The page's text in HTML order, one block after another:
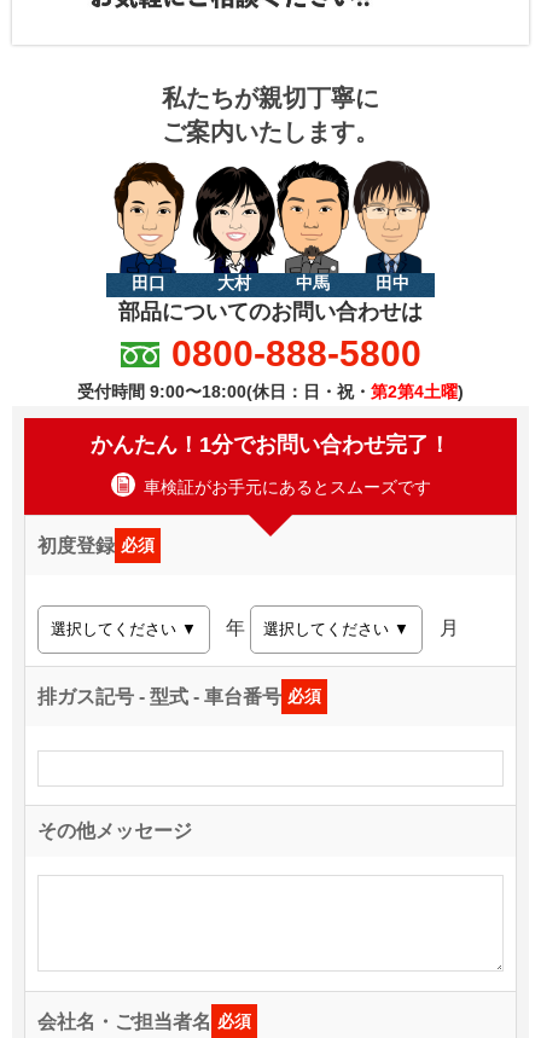
私たちが親切丁寧に
ご案内いたします。
田口 大村 中馬 田中
部品についてのお問い合わせは
0800-888-5800
受付時間 9:00〜18:00(休日：日・祝・ 第2第4土曜)
かんたん！1分でお問い合わせ完了！
車検証がお手元にあるとスムーズです
初度登録 必須
年 月
排ガス記号 - 型式 - 車台番号 必須
その他メッセージ
会社名・ご担当者名 必須